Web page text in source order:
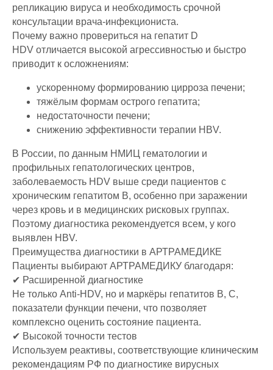
репликацию вируса и необходимость срочной
консультации врача-инфекциониста.
Почему важно провериться на гепатит D
HDV отличается высокой агрессивностью и быстро
приводит к осложнениям:
ускоренному формированию цирроза печени;
тяжёлым формам острого гепатита;
недостаточности печени;
снижению эффективности терапии HBV.
В России, по данным НМИЦ гематологии и
профильных гепатологических центров,
заболеваемость HDV выше среди пациентов с
хроническим гепатитом B, особенно при заражении
через кровь и в медицинских рисковых группах.
Поэтому диагностика рекомендуется всем, у кого
выявлен HBV.
Преимущества диагностики в АРТРАМЕДИКЕ
Пациенты выбирают АРТРАМЕДИКУ благодаря:
✔ Расширенной диагностике
Не только Anti-HDV, но и маркёры гепатитов B, C,
показатели функции печени, что позволяет
комплексно оценить состояние пациента.
✔ Высокой точности тестов
Используем реактивы, соответствующие клиническим
рекомендациям РФ по диагностике вирусных